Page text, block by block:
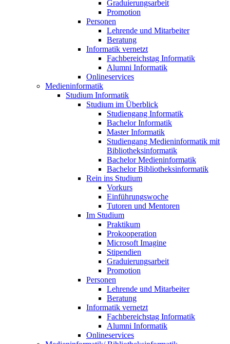
Graduierungsarbeit
Promotion
Personen
Lehrende und Mitarbeiter
Beratung
Informatik vernetzt
Fachbereichstag Informatik
Alumni Informatik
Onlineservices
Medieninformatik
Studium Informatik
Studium im Überblick
Studiengang Informatik
Bachelor Informatik
Master Informatik
Studiengang Medieninformatik mit
Bibliotheksinformatik
Bachelor Medieninformatik
Bachelor Bibliotheksinformatik
Rein ins Studium
Vorkurs
Einführungswoche
Tutoren und Mentoren
Im Studium
Praktikum
Prokooperation
Microsoft Imagine
Stipendien
Graduierungsarbeit
Promotion
Personen
Lehrende und Mitarbeiter
Beratung
Informatik vernetzt
Fachbereichstag Informatik
Alumni Informatik
Onlineservices